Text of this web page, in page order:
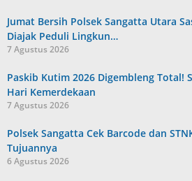
Jumat Bersih Polsek Sangatta Utara
Diajak Peduli Lingkun…
7 Agustus 2026
Paskib Kutim 2026 Digembleng Total!
Hari Kemerdekaan
7 Agustus 2026
Polsek Sangatta Cek Barcode dan
Tujuannya
6 Agustus 2026